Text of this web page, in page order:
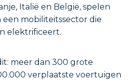
Italië en België, spelen
mobiliteitssector die
elektrificeert.
meer dan 300 grote
verplaatste voertuigen